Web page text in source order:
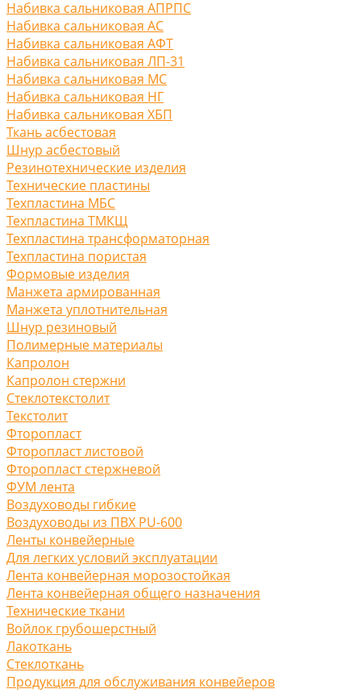
Набивка сальниковая АПРПС
Набивка сальниковая АС
Набивка сальниковая АФТ
Набивка сальниковая ЛП-31
Набивка сальниковая МС
Набивка сальниковая НГ
Набивка сальниковая ХБП
Ткань асбестовая
Шнур асбестовый
Резинотехнические изделия
Технические пластины
Техпластина МБС
Техпластина ТМКЩ
Техпластина трансформаторная
Техпластина пористая
Формовые изделия
Манжета армированная
Манжета уплотнительная
Шнур резиновый
Полимерные материалы
Капролон
Капролон стержни
Стеклотекстолит
Текстолит
Фторопласт
Фторопласт листовой
Фторопласт стержневой
ФУМ лента
Воздуховоды гибкие
Воздуховоды из ПВХ PU-600
Ленты конвейерные
Для легких условий эксплуатации
Лента конвейерная морозостойкая
Лента конвейерная общего назначения
Технические ткани
Войлок грубошерстный
Лакоткань
Стеклоткань
Продукция для обслуживания конвейеров